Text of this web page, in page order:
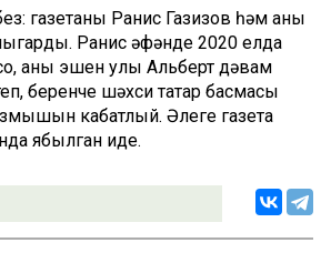
газетаны Ранис Газизов һәм аның
Ранис әфәнде 2020 елда
аның эшен улы Альберт дәвам
беренче шәхси татар басмасы
кабатлый. Әлеге газета
ябылган иде.